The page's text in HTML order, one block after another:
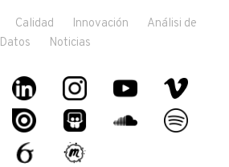
Calidad Innovación
Análisi de
Datos
Noticias